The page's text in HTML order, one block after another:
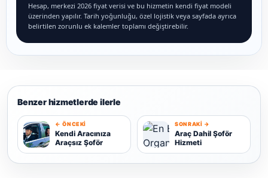
Hesap, merkezi 2026 fiyat verisi ve bu hizmetin kendi fiyat modeli
üzerinden yapılır. Tarih yoğunluğu, özel lojistik veya sayfada ayrıca
belirtilen zorunlu ek kalemler toplamı değiştirebilir.
Benzer hizmetlerde ilerle
K
← ÖNCEKI
Kendi Aracınıza
Araçsız Şoför
SONRAKI →
Araç Dahil Şoför
Hizmeti